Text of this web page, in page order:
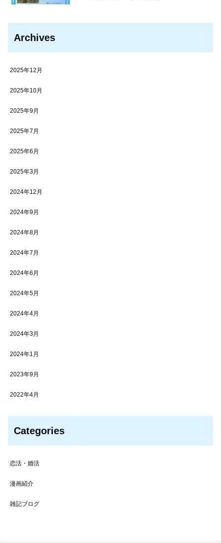
Archives
2025年12月
2025年10月
2025年9月
2025年7月
2025年6月
2025年3月
2024年12月
2024年9月
2024年8月
2024年7月
2024年6月
2024年5月
2024年4月
2024年3月
2024年1月
2023年9月
2022年4月
Categories
恋活・婚活
漫画紹介
雑記ブログ